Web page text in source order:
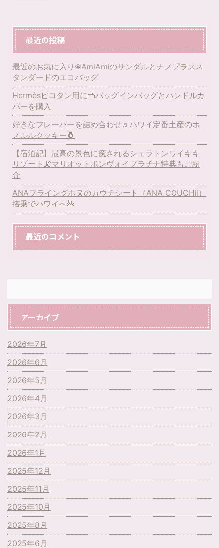
最近の投稿
最近のお気に入り❀AmiAmiのサンダルとナノプラスス
タンダードのエコバッグ
Hermèsピコタン用に👜バッグインバッグとハンドルカ
バーを購入
好きなフレーバーを詰め合わせ♬ハワイ定番土産のホ
ノルルクッキー🍍
【宿泊記】最高の景色に癒されるシェラトンワイキキ
リゾート🌺マリオットボンヴォイプラチナ特典もご紹
介
ANAフライングホヌのカウチシート（ANA COUCHii）
搭乗でハワイへ🌺
最近のコメント
アーカイブ
2026年7月
2026年6月
2026年5月
2026年4月
2026年3月
2026年2月
2026年1月
2025年12月
2025年11月
2025年10月
2025年8月
2025年6月